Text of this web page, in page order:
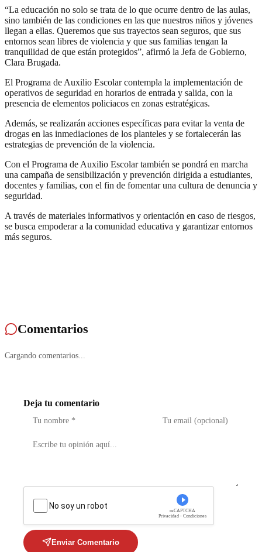
“La educación no solo se trata de lo que ocurre dentro de las aulas,
sino también de las condiciones en las que nuestros niños y jóvenes
llegan a ellas. Queremos que sus trayectos sean seguros, que sus
entornos sean libres de violencia y que sus familias tengan la
tranquilidad de que están protegidos”, afirmó la Jefa de Gobierno,
Clara Brugada.
El Programa de Auxilio Escolar contempla la implementación de
operativos de seguridad en horarios de entrada y salida, con la
presencia de elementos policiacos en zonas estratégicas.
Además, se realizarán acciones específicas para evitar la venta de
drogas en las inmediaciones de los planteles y se fortalecerán las
estrategias de prevención de la violencia.
Con el Programa de Auxilio Escolar también se pondrá en marcha
una campaña de sensibilización y prevención dirigida a estudiantes,
docentes y familias, con el fin de fomentar una cultura de denuncia y
seguridad.
A través de materiales informativos y orientación en caso de riesgos,
se busca empoderar a la comunidad educativa y garantizar entornos
más seguros.
Comentarios
Cargando comentarios...
Deja tu comentario
No soy un robot
reCAPTCHA
Privacidad - Condiciones
Enviar Comentario